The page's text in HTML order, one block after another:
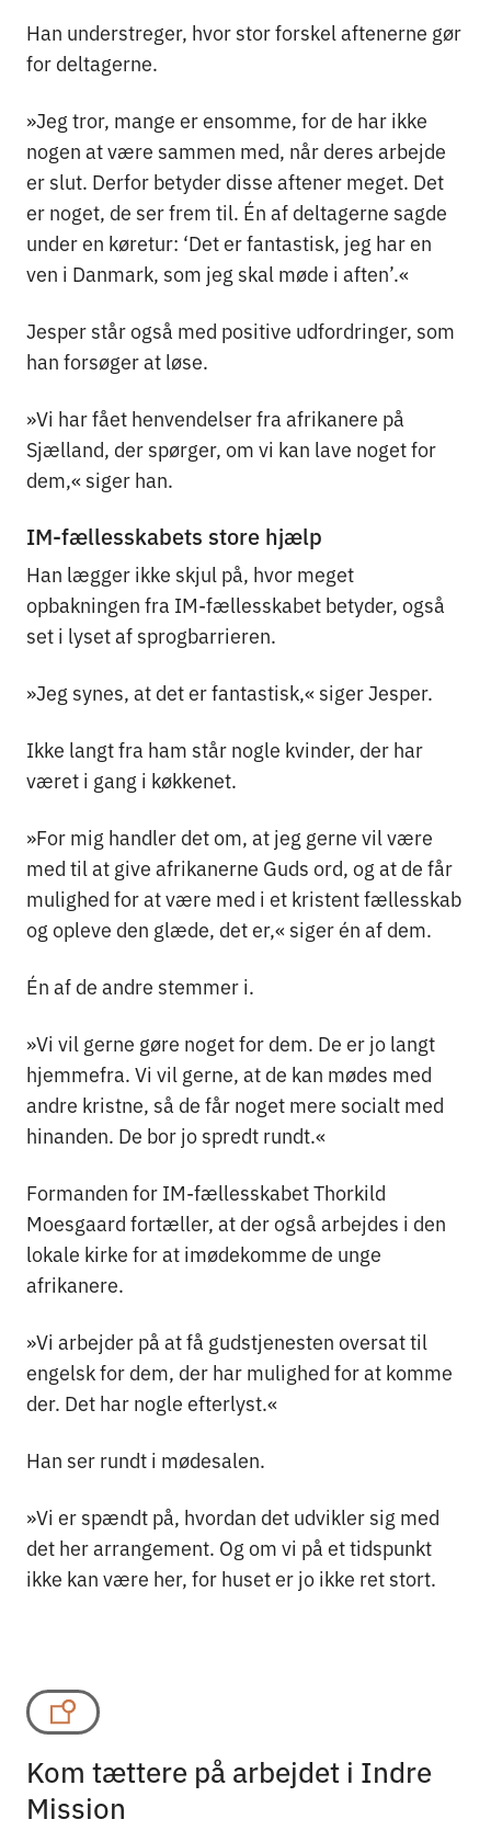
Han understreger, hvor stor forskel aftenerne gør
for deltagerne.
»Jeg tror, mange er ensomme, for de har ikke
nogen at være sammen med, når deres arbejde
er slut. Derfor betyder disse aftener meget. Det
er noget, de ser frem til. Én af deltagerne sagde
under en køretur: ‘Det er fantastisk, jeg har en
ven i Danmark, som jeg skal møde i aften’.«
Jesper står også med positive udfordringer, som
han forsøger at løse.
»Vi har fået henvendelser fra afrikanere på
Sjælland, der spørger, om vi kan lave noget for
dem,« siger han.
IM-fællesskabets store hjælp
Han lægger ikke skjul på, hvor meget
opbakningen fra IM-fællesskabet betyder, også
set i lyset af sprogbarrieren.
»Jeg synes, at det er fantastisk,« siger Jesper.
Ikke langt fra ham står nogle kvinder, der har
været i gang i køkkenet.
»For mig handler det om, at jeg gerne vil være
med til at give afrikanerne Guds ord, og at de får
mulighed for at være med i et kristent fællesskab
og opleve den glæde, det er,« siger én af dem.
Én af de andre stemmer i.
»Vi vil gerne gøre noget for dem. De er jo langt
hjemmefra. Vi vil gerne, at de kan mødes med
andre kristne, så de får noget mere socialt med
hinanden. De bor jo spredt rundt.«
Formanden for IM-fællesskabet Thorkild
Moesgaard fortæller, at der også arbejdes i den
lokale kirke for at imødekomme de unge
afrikanere.
»Vi arbejder på at få gudstjenesten oversat til
engelsk for dem, der har mulighed for at komme
der. Det har nogle efterlyst.«
Han ser rundt i mødesalen.
»Vi er spændt på, hvordan det udvikler sig med
det her arrangement. Og om vi på et tidspunkt
ikke kan være her, for huset er jo ikke ret stort.
Kom tættere på arbejdet i Indre
Mission